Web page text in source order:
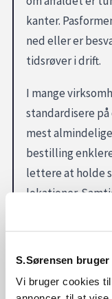
S.Sørensen
Vi bruger cookies
kanter.
ned eller er
tidsrøver i drift.
I mange
standardisere
mest
bestilling
lettere at holde
lokationer.
overskuelig,
spil”.
Affaldsposer
forbrugsvarer,